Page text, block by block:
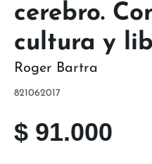
$ 91.000
821062017
Roger Bartra
cerebro.
cultura y